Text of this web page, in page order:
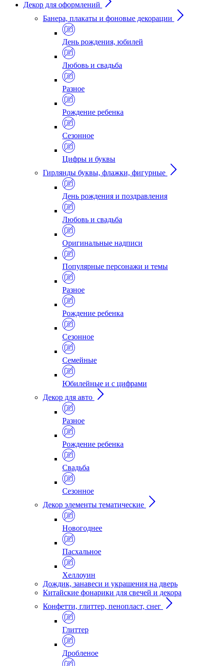
Декор для оформлений
Банера, плакаты и фоновые декорации
День рождения, юбилей
Любовь и свадьба
Разное
Рождение ребенка
Сезонное
Цифры и буквы
Гирлянды буквы, флажки, фигурные
День рождения и поздравления
Любовь и свадьба
Оригинальные надписи
Популярные персонажи и темы
Разное
Рождение ребенка
Сезонное
Семейные
Юбилейные и с цифрами
Декор для авто
Разное
Рождение ребенка
Свадьба
Сезонное
Декор элементы тематические
Новогоднее
Пасхальное
Хеллоуин
Дождик, занавеси и украшения на дверь
Китайские фонарики для свечей и декора
Конфетти, глиттер, пенопласт, снег
Глиттер
Дробленое